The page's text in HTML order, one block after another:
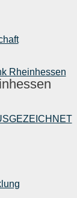
Rheinhessen